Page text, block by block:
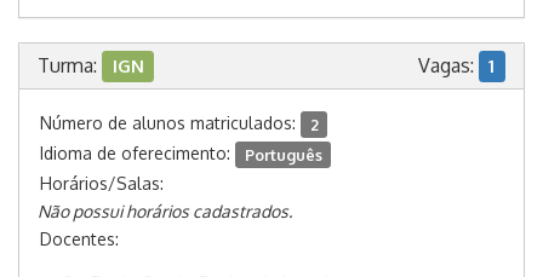
Turma: IGN Vagas: 1
Número de alunos matriculados: 2
Idioma de oferecimento: Português
Horários/Salas:
Não possui horários cadastrados.
Docentes: